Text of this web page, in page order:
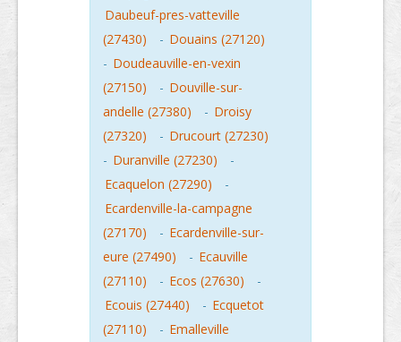
Daubeuf-pres-vatteville
(27430)
- Douains (27120)
- Doudeauville-en-vexin
(27150)
- Douville-sur-
andelle (27380)
- Droisy
(27320)
- Drucourt (27230)
- Duranville (27230)
-
Ecaquelon (27290)
-
Ecardenville-la-campagne
(27170)
- Ecardenville-sur-
eure (27490)
- Ecauville
(27110)
- Ecos (27630)
-
Ecouis (27440)
- Ecquetot
(27110)
- Emalleville